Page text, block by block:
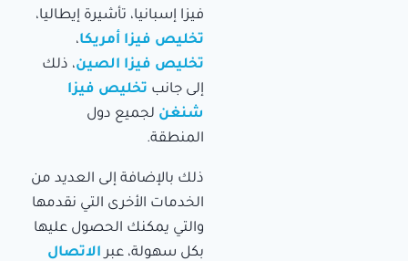
فيزا إسبانيا، تأشيرة إيطاليا،
تخليص فيزا أمريكا،
تخليص فيزا الصين، ذلك
إلى جانب تخليص فيزا
شنغن لجميع دول
المنطقة.
ذلك بالإضافة إلى العديد من
الخدمات الأخرى التي نقدمها
والتي يمكنك الحصول عليها
بكل سهولة، عبر الاتصال